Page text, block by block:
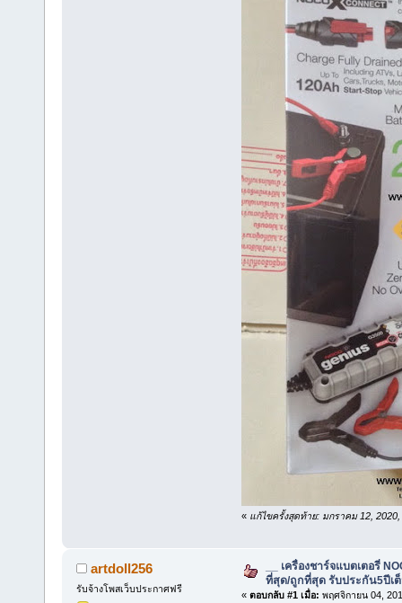
« แก้ไขครั้งสุดท้าย: มกราคม 12,
artdoll256
รับจ้างโพสเว็บประกาศฟรี
__ เครื่องชาร์จแบตเตอรี่
ที่สุด/ถูกที่สุด รับประกัน5ปีเ
« ตอบกลับ #1 เมื่อ: พฤศจิกายน 04,